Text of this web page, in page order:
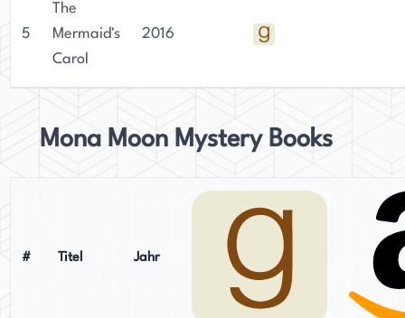
5
The
Mermaid's
Carol
2016
Mona Moon Mystery Books
# Titel Jahr